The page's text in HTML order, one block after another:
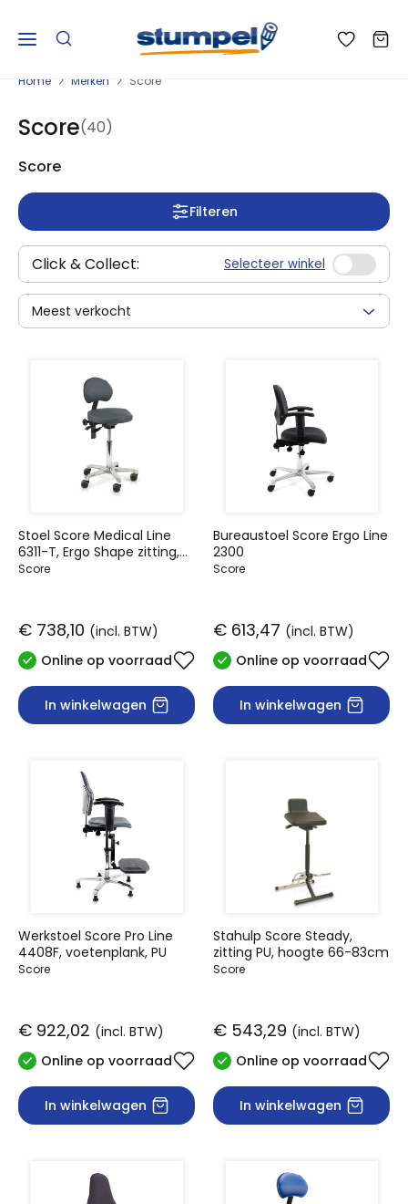
Home Merken Score
Score(40)
Score
Filteren
Click & Collect: Selecteer winkel
Meest verkocht
Stoel Score Medical Line
6311-T, Ergo Shape zitting,
verstelbare zithoek
Score
€ 738,10 (incl. BTW)
Online op voorraad
In winkelwagen
Bureaustoel Score Ergo Line
2300
Score
€ 613,47 (incl. BTW)
Online op voorraad
In winkelwagen
Werkstoel Score Pro Line
4408F, voetenplank, PU
Score
€ 922,02 (incl. BTW)
Online op voorraad
In winkelwagen
Stahulp Score Steady,
zitting PU, hoogte 66-83cm
Score
€ 543,29 (incl. BTW)
Online op voorraad
In winkelwagen